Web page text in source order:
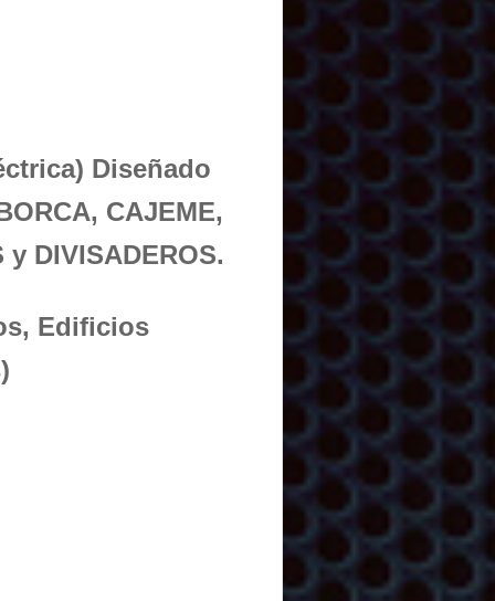
Diseñado
CAJEME,
y DIVISADEROS.
Edificios